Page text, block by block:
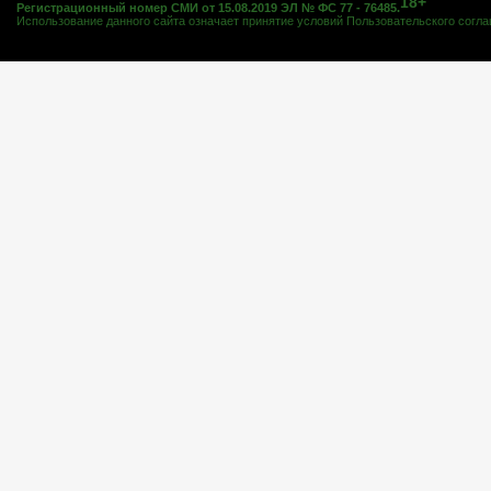
Регистрационный номер СМИ от 15.08.2019 ЭЛ № ФС 77 - 76485.
Использование данного сайта означает принятие условий Пользовательского